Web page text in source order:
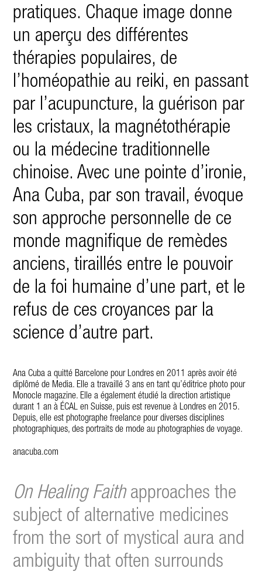
pratiques. Chaque image donne
un aperçu des différentes
thérapies populaires, de
l’homéopathie au reiki, en passant
par l’acupuncture, la guérison par
les cristaux, la magnétothérapie
ou la médecine traditionnelle
chinoise. Avec une pointe d’ironie,
Ana Cuba, par son travail, évoque
son approche personnelle de ce
monde magnifique de remèdes
anciens, tiraillés entre le pouvoir
de la foi humaine d’une part, et le
refus de ces croyances par la
science d’autre part.
Ana Cuba a quitté Barcelone pour Londres en 2011 après avoir été
diplômé de Media. Elle a travaillé 3 ans en tant qu’éditrice photo pour
Monocle magazine. Elle a également étudié la direction artistique
durant 1 an à ÉCAL en Suisse, puis est revenue à Londres en 2015.
Depuis, elle est photographe freelance pour diverses disciplines
photographiques, des portraits de mode au photographies de voyage.
anacuba.com
On Healing Faith approaches the
subject of alternative medicines
from the sort of mystical aura and
ambiguity that often surrounds